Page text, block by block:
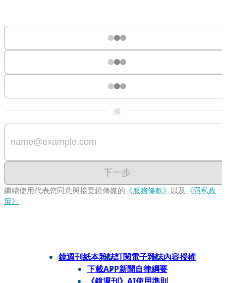
或
下一步
繼續使用代表您同意與接受鏡傳媒的 《服務條款》 以及 《隱私政
策》
鏡週刊紙本雜誌訂閱電子雜誌內容授權
下載APP新聞自律綱要